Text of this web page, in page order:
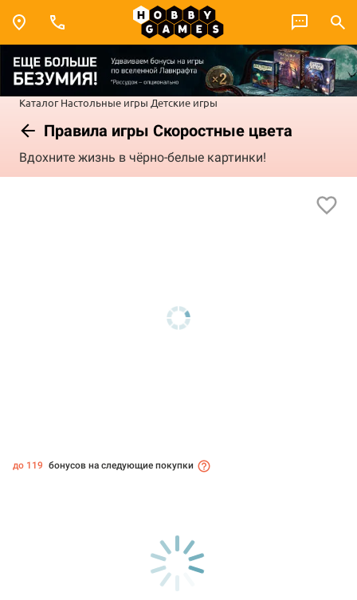
Каталог Настольные игры Детские игры
Правила игры Скоростные цвета
Вдохните жизнь в чёрно-белые картинки!
до 119 бонусов на следующие покупки